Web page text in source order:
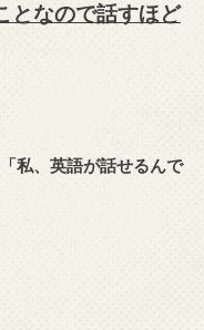
となので話すほど
「私、英語が話せるんで